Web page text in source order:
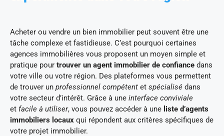
Acheter ou vendre un bien immobilier peut souvent être une
tâche complexe et fastidieuse. C’est pourquoi certaines
agences immobilières vous proposent un moyen simple et
pratique pour trouver un agent immobilier de confiance dans
votre ville ou votre région. Des plateformes vous permettent
de trouver un professionnel compétent et spécialisé dans
votre secteur d’intérêt. Grâce à une interface conviviale
et facile à utiliser, vous pouvez accéder à une liste d’agents
immobiliers locaux qui répondent aux critères spécifiques de
votre projet immobilier.